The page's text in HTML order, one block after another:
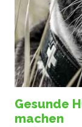
Gesunde
machen